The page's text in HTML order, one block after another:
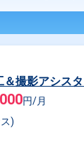
＆撮影アシス
円/月
)